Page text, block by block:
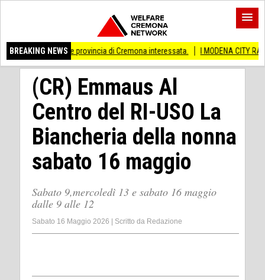
BREAKING NEWS
Anche provincia di Cremona interessata. I MODENA CITY RAMBLERS
(CR) Emmaus Al
Centro del RI-USO La
Biancheria della nonna
sabato 16 maggio
Sabato 9,mercoledì 13 e sabato 16 maggio
dalle 9 alle 12
Sabato 16 Maggio 2026 Scritto da Redazione